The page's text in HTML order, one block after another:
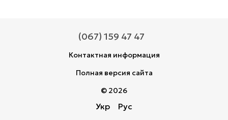
(067) 159 47 47
Контактная информация
Полная версия сайта
© 2026
Укр Рус